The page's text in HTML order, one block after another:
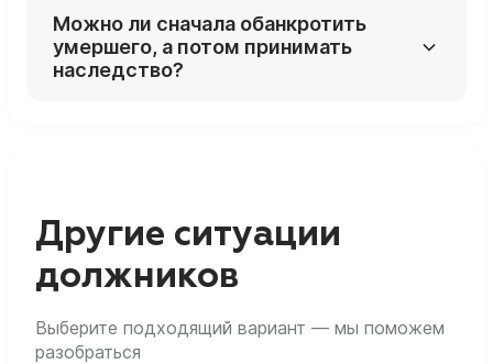
ответственность стоимостью наследства и
списать «излишек» долгов, а также ваши
собственные кредиты.
Можно ли сначала обанкротить
умершего, а потом принимать
наследство?
обязательств.
Другие ситуации
должников
Выберите подходящий вариант — мы поможем
разобраться